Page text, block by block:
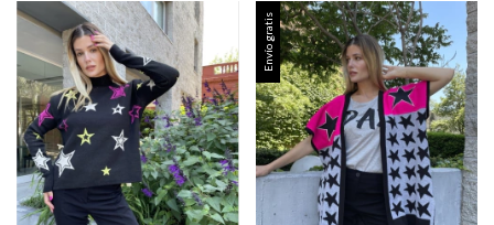
Envío gratis